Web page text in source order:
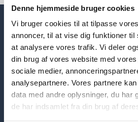
Denne hjemmeside bruger cookies
Vi bruger cookies til at tilpasse
annoncer, til at vise dig funktioner til
at analysere vores trafik. Vi deler
din brug af vores website med
sociale medier,
analysepartnere. Vores partnere
data med andre oplysninger, du har
de har indsamlet fra din brug af